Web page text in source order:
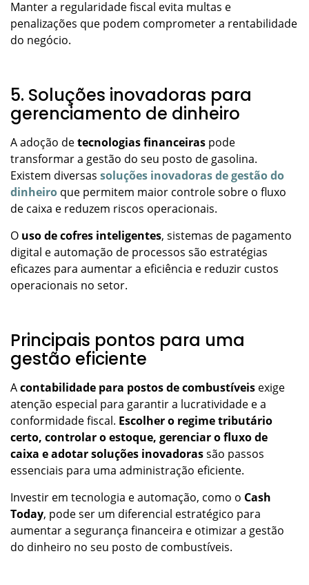
Manter a regularidade fiscal evita multas e
penalizações que podem comprometer a rentabilidade
do negócio.
5. Soluções inovadoras para
gerenciamento de dinheiro
A adoção detecnologias financeiras pode
transformar a gestão do seu posto de gasolina.
Existem diversas soluções inovadoras de gestão do
dinheiro que permitem maior controle sobre o fluxo
de caixa e reduzem riscos operacionais.
O uso de cofres inteligentes, sistemas de pagamento
digital e automação de processos são estratégias
eficazes para aumentar a eficiência e reduzir custos
operacionais no setor.
Principais pontos para uma
gestão eficiente
Acontabilidade para postos de combustíveis exige
atenção especial para garantir a lucratividade e a
conformidade fiscal. Escolher o regime tributário
certo, controlar o estoque, gerenciar o fluxo de
caixa e adotar soluções inovadorassão passos
essenciais para uma administração eficiente.
Investir em tecnologia e automação, como o Cash
Today, pode ser um diferencial estratégico para
aumentar a segurança financeira e otimizar a gestão
do dinheiro no seu posto de combustíveis.